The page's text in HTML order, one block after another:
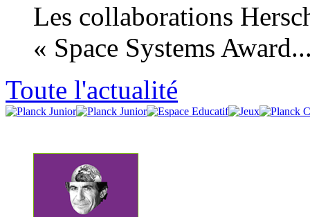
Les collaborations
« Space Systems
Toute l'actualité